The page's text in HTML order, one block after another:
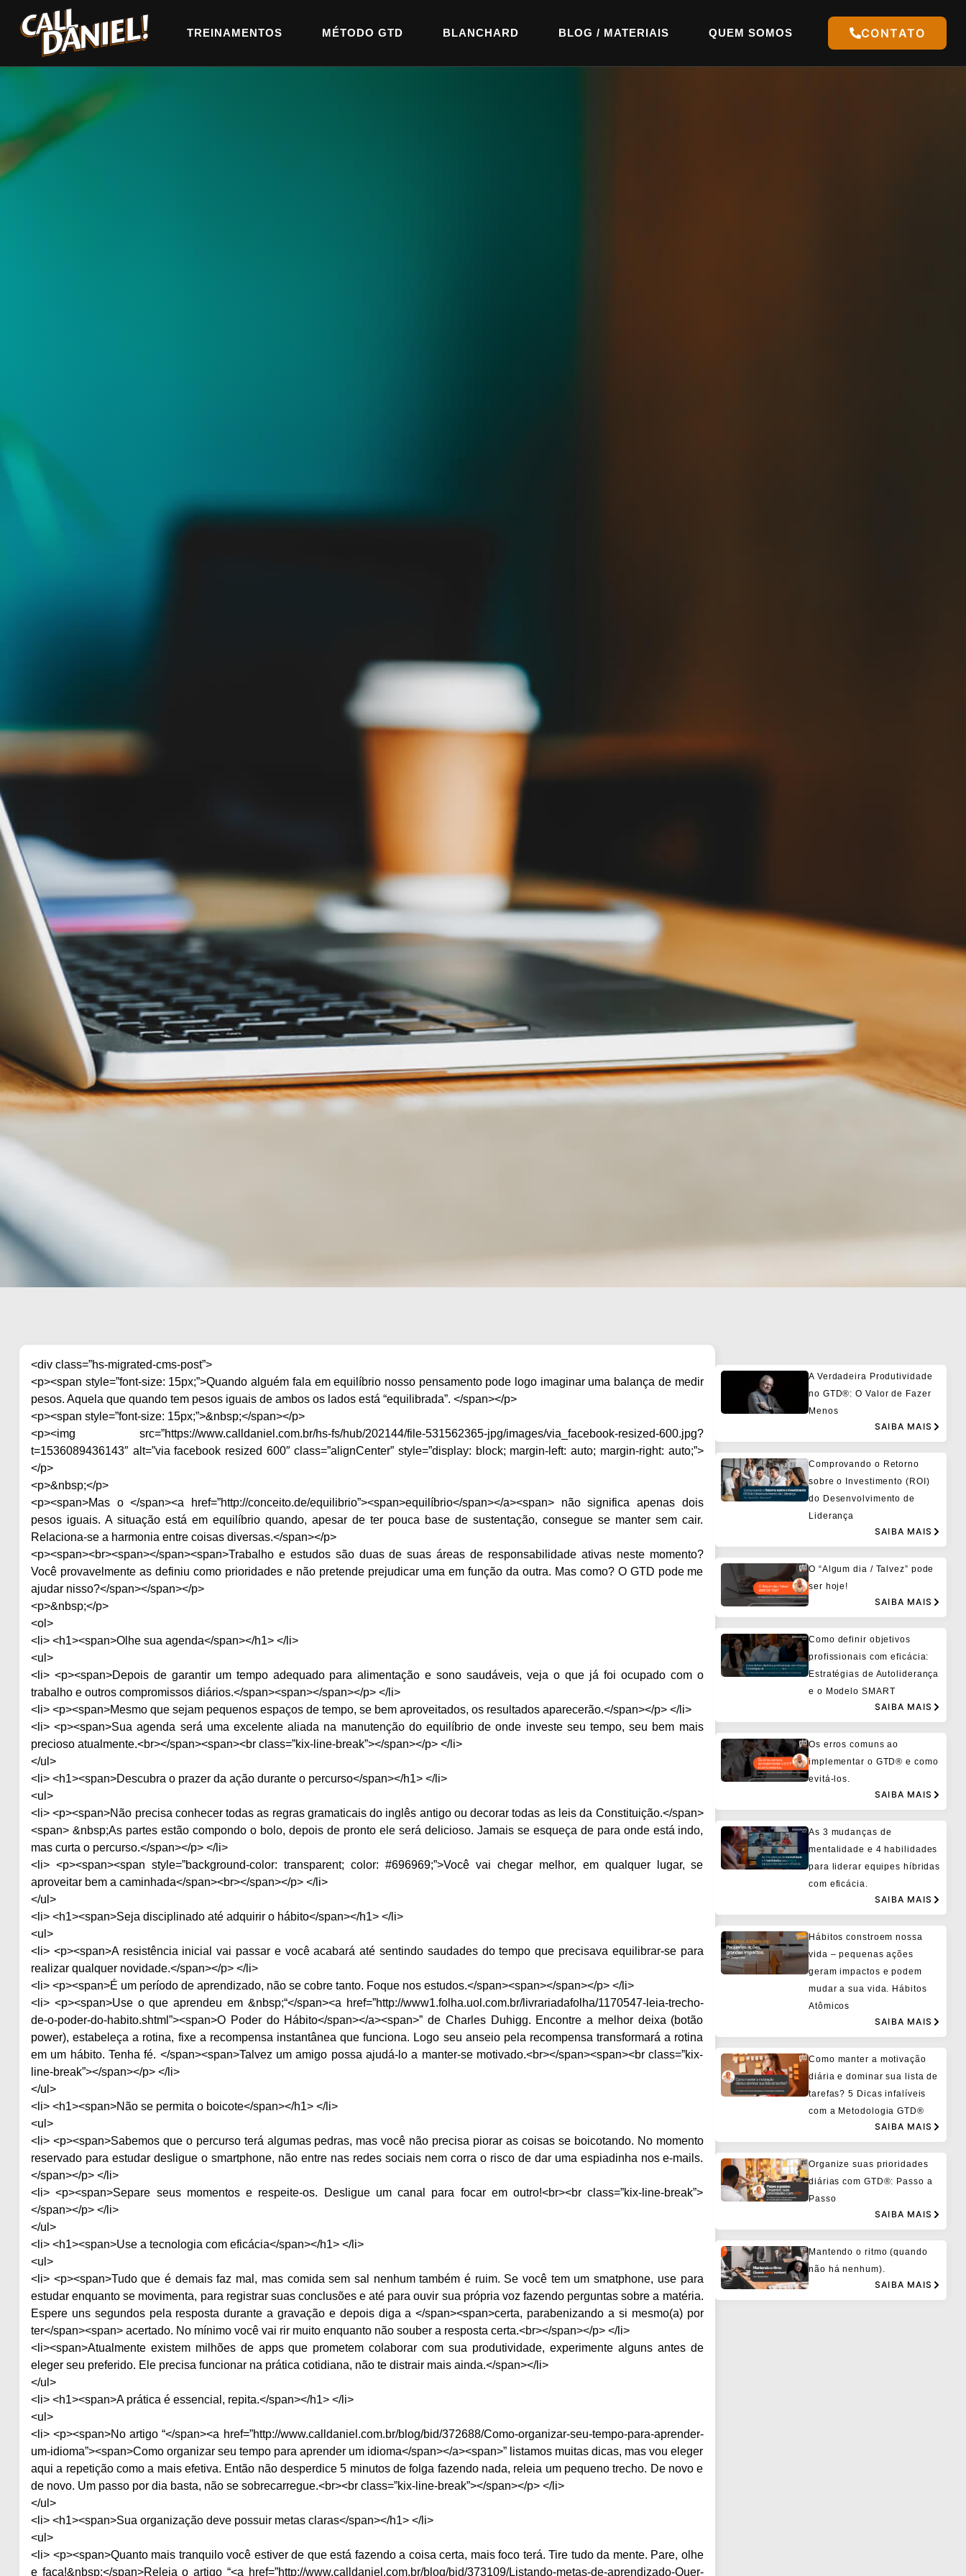
TREINAMENTOS MÉTODO GTD BLANCHARD BLOG / MATERIAIS QUEM SOMOS CONTATO
<div class=”hs-migrated-cms-post”>
<p><span style=”font-size: 15px;”>Quando alguém fala em equilíbrio nosso pensamento pode logo imaginar uma balança de medir
pesos. Aquela que quando tem pesos iguais de ambos os lados está “equilibrada”. </span></p>
<p><span style=”font-size: 15px;”>&nbsp;</span></p>
<p><img src=”https://www.calldaniel.com.br/hs-fs/hub/202144/file-531562365-jpg/images/via_facebook-resized-600.jpg?
t=1536089436143″ alt=”via facebook resized 600″ class=”alignCenter” style=”display: block; margin-left: auto; margin-right: auto;”>
</p>
<p>&nbsp;</p>
<p><span>Mas o </span><a href=”http://conceito.de/equilibrio”><span>equilíbrio</span></a><span> não significa apenas dois
pesos iguais. A situação está em equilíbrio quando, apesar de ter pouca base de sustentação, consegue se manter sem cair.
Relaciona-se a harmonia entre coisas diversas.</span></p>
<p><span><br><span></span><span>Trabalho e estudos são duas de suas áreas de responsabilidade ativas neste momento?
Você provavelmente as definiu como prioridades e não pretende prejudicar uma em função da outra. Mas como? O GTD pode me
ajudar nisso?</span></span></p>
<p>&nbsp;</p>
<ol>
<li> <h1><span>Olhe sua agenda</span></h1> </li>
<ul>
<li> <p><span>Depois de garantir um tempo adequado para alimentação e sono saudáveis, veja o que já foi ocupado com o
trabalho e outros compromissos diários.</span><span></span></p> </li>
<li> <p><span>Mesmo que sejam pequenos espaços de tempo, se bem aproveitados, os resultados aparecerão.</span></p> </li>
<li> <p><span>Sua agenda será uma excelente aliada na manutenção do equilíbrio de onde investe seu tempo, seu bem mais
precioso atualmente.<br></span><span><br class=”kix-line-break”></span></p> </li>
</ul>
<li> <h1><span>Descubra o prazer da ação durante o percurso</span></h1> </li>
<ul>
<li> <p><span>Não precisa conhecer todas as regras gramaticais do inglês antigo ou decorar todas as leis da Constituição.</span>
<span> &nbsp;As partes estão compondo o bolo, depois de pronto ele será delicioso. Jamais se esqueça de para onde está indo,
mas curta o percurso.</span></p> </li>
<li> <p><span><span style=”background-color: transparent; color: #696969;”>Você vai chegar melhor, em qualquer lugar, se
aproveitar bem a caminhada</span><br></span></p> </li>
</ul>
<li> <h1><span>Seja disciplinado até adquirir o hábito</span></h1> </li>
<ul>
<li> <p><span>A resistência inicial vai passar e você acabará até sentindo saudades do tempo que precisava equilibrar-se para
realizar qualquer novidade.</span></p> </li>
<li> <p><span>É um período de aprendizado, não se cobre tanto. Foque nos estudos.</span><span></span></p> </li>
<li> <p><span>Use o que aprendeu em &nbsp;“</span><a href=”http://www1.folha.uol.com.br/livrariadafolha/1170547-leia-trecho-
de-o-poder-do-habito.shtml”><span>O Poder do Hábito</span></a><span>” de Charles Duhigg. Encontre a melhor deixa (botão
power), estabeleça a rotina, fixe a recompensa instantânea que funciona. Logo seu anseio pela recompensa transformará a rotina
em um hábito. Tenha fé. </span><span>Talvez um amigo possa ajudá-lo a manter-se motivado.<br></span><span><br class=”kix-
line-break”></span></p> </li>
</ul>
<li> <h1><span>Não se permita o boicote</span></h1> </li>
<ul>
<li> <p><span>Sabemos que o percurso terá algumas pedras, mas você não precisa piorar as coisas se boicotando. No momento
reservado para estudar desligue o smartphone, não entre nas redes sociais nem corra o risco de dar uma espiadinha nos e-mails.
</span></p> </li>
<li> <p><span>Separe seus momentos e respeite-os. Desligue um canal para focar em outro!<br><br class=”kix-line-break”>
</span></p> </li>
</ul>
<li> <h1><span>Use a tecnologia com eficácia</span></h1> </li>
<ul>
<li> <p><span>Tudo que é demais faz mal, mas comida sem sal nenhum também é ruim. Se você tem um smatphone, use para
estudar enquanto se movimenta, para registrar suas conclusões e até para ouvir sua própria voz fazendo perguntas sobre a matéria.
Espere uns segundos pela resposta durante a gravação e depois diga a </span><span>certa, parabenizando a si mesmo(a) por
ter</span><span> acertado. No mínimo você vai rir muito enquanto não souber a resposta certa.<br></span></p> </li>
<li><span>Atualmente existem milhões de apps que prometem colaborar com sua produtividade, experimente alguns antes de
eleger seu preferido. Ele precisa funcionar na prática cotidiana, não te distrair mais ainda.</span></li>
</ul>
<li> <h1><span>A prática é essencial, repita.</span></h1> </li>
<ul>
<li> <p><span>No artigo “</span><a href=”http://www.calldaniel.com.br/blog/bid/372688/Como-organizar-seu-tempo-para-aprender-
um-idioma”><span>Como organizar seu tempo para aprender um idioma</span></a><span>” listamos muitas dicas, mas vou eleger
aqui a repetição como a mais efetiva. Então não desperdice 5 minutos de folga fazendo nada, releia um pequeno trecho. De novo e
de novo. Um passo por dia basta, não se sobrecarregue.<br><br class=”kix-line-break”></span></p> </li>
</ul>
<li> <h1><span>Sua organização deve possuir metas claras</span></h1> </li>
<ul>
<li> <p><span>Quanto mais tranquilo você estiver de que está fazendo a coisa certa, mais foco terá. Tire tudo da mente. Pare, olhe
e faça!&nbsp;</span>Releia o artigo “<a href=”http://www.calldaniel.com.br/blog/bid/373109/Listando-metas-de-aprendizado-Quer-
A Verdadeira Produtividade
no GTD®: O Valor de Fazer
Menos
SAIBA MAIS
Comprovando o Retorno
sobre o Investimento (ROI)
do Desenvolvimento de
Liderança
SAIBA MAIS
O “Algum dia / Talvez” pode
ser hoje!
SAIBA MAIS
Como definir objetivos
profissionais com eficácia:
Estratégias de Autoliderança
e o Modelo SMART
SAIBA MAIS
Os erros comuns ao
implementar o GTD® e como
evitá-los.
SAIBA MAIS
As 3 mudanças de
mentalidade e 4 habilidades
para liderar equipes híbridas
com eficácia.
SAIBA MAIS
Hábitos constroem nossa
vida – pequenas ações
geram impactos e podem
mudar a sua vida. Hábitos
Atômicos
SAIBA MAIS
Como manter a motivação
diária e dominar sua lista de
tarefas? 5 Dicas infalíveis
com a Metodologia GTD®
SAIBA MAIS
Organize suas prioridades
diárias com GTD®: Passo a
Passo
SAIBA MAIS
Mantendo o ritmo (quando
não há nenhum).
SAIBA MAIS